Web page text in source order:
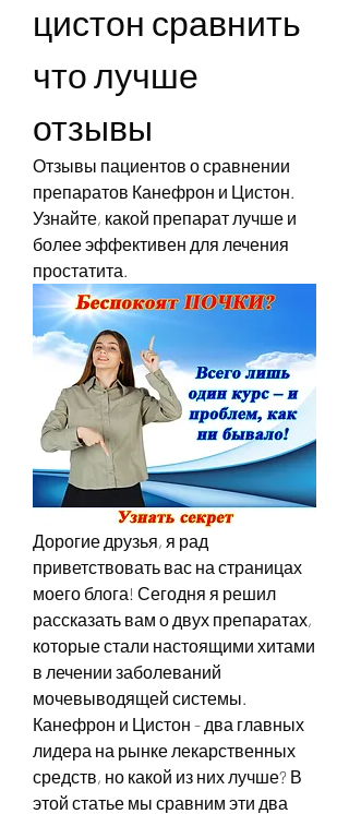
цистон сравнить
что лучше
отзывы
Отзывы пациентов о сравнении
препаратов Канефрон и Цистон.
Узнайте, какой препарат лучше и
более эффективен для лечения
простатита.
Дорогие друзья, я рад
приветствовать вас на страницах
моего блога! Сегодня я решил
рассказать вам о двух препаратах,
которые стали настоящими хитами
в лечении заболеваний
мочевыводящей системы.
Канефрон и Цистон - два главных
лидера на рынке лекарственных
средств, но какой из них лучше? В
этой статье мы сравним эти два